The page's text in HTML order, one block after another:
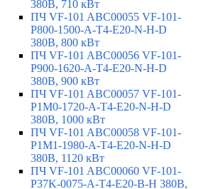
380В, 710 кВт
ПЧ VF-101 ABC00055 VF-101-
P800-1500-A-T4-E20-N-H-D
380В, 800 кВт
ПЧ VF-101 ABC00056 VF-101-
P900-1620-A-T4-E20-N-H-D
380В, 900 кВт
ПЧ VF-101 ABC00057 VF-101-
P1M0-1720-A-T4-E20-N-H-D
380В, 1000 кВт
ПЧ VF-101 ABC00058 VF-101-
P1M1-1980-A-T4-E20-N-H-D
380В, 1120 кВт
ПЧ VF-101 ABC00060 VF-101-
P37K-0075-A-T4-E20-B-H 380В,